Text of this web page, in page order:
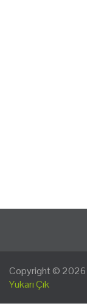
Copyright © 2026
Yukarı Çık